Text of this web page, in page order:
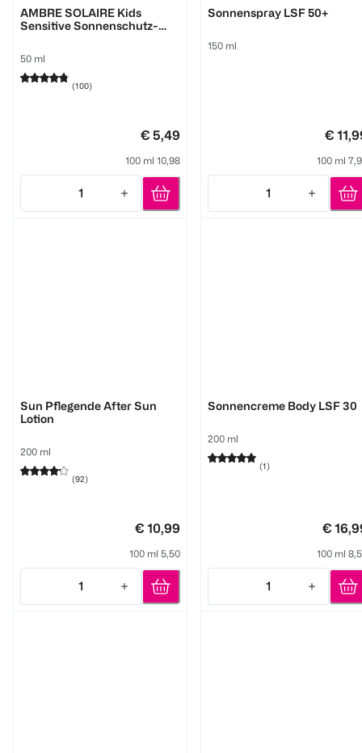
AMBRE SOLAIRE Kids
Sensitive Sonnenschutz-
50 ml
(100)
€ 5,49
100 ml 10,98
1
Quantity: 1
Sonnenspray LSF 50+
150 ml
€
100 ml
1
Quantity: 1
Sun Pflegende After Sun
Lotion
200 ml
(92)
€ 10,99
100 ml 5,50
1
Quantity: 1
Sonnencreme Body LSF 30
200 ml
(1)
€
100 ml
1
Quantity: 1